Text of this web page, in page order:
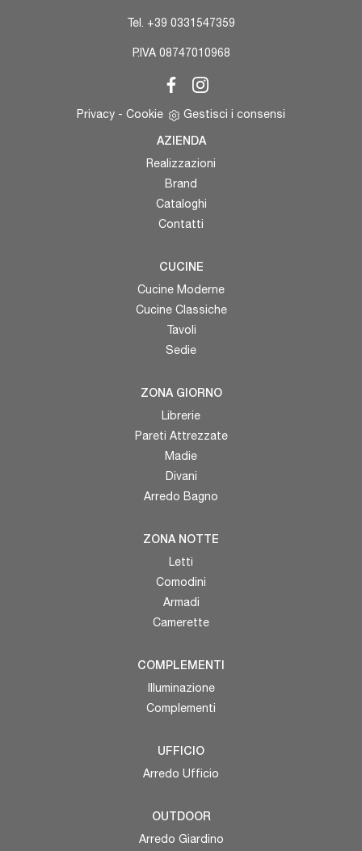
Tel. +39 0331547359
P.IVA 08747010968
Privacy - Cookie Gestisci i consensi
AZIENDA
Realizzazioni
Brand
Cataloghi
Contatti
CUCINE
Cucine Moderne
Cucine Classiche
Tavoli
Sedie
ZONA GIORNO
Librerie
Pareti Attrezzate
Madie
Divani
Arredo Bagno
ZONA NOTTE
Letti
Comodini
Armadi
Camerette
COMPLEMENTI
Illuminazione
Complementi
UFFICIO
Arredo Ufficio
OUTDOOR
Arredo Giardino